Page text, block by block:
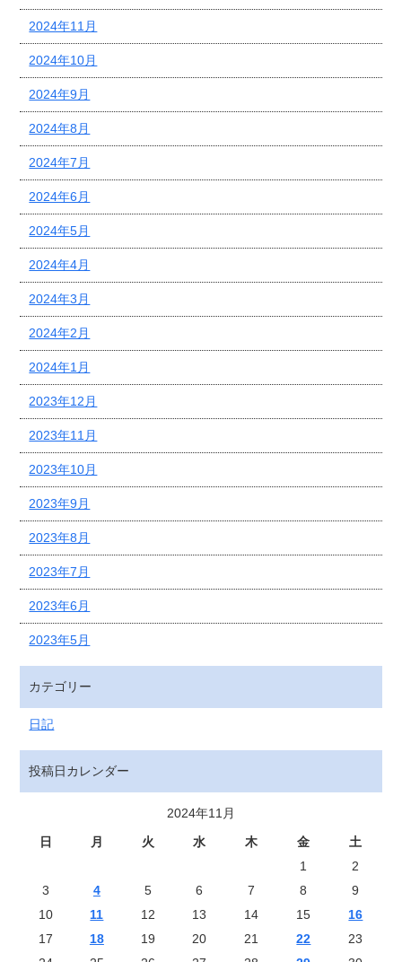
2024年11月
2024年10月
2024年9月
2024年8月
2024年7月
2024年6月
2024年5月
2024年4月
2024年3月
2024年2月
2024年1月
2023年12月
2023年11月
2023年10月
2023年9月
2023年8月
2023年7月
2023年6月
2023年5月
カテゴリー
日記
投稿日カレンダー
2024年11月
日
月 火 水 木 金
土
1
2
3
4 5 6 7 8
9
10
11 12 13 14 15
16
17
18 19 20 21 22
23